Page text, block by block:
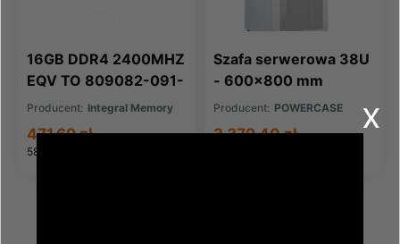
16GB DDR4 2400MHZ
EQV TO 809082-091-
IN FOR HP COMPAQ
Producent: Integral Memory
580,18 zł
471,69 zł
Szafa serwerowa 38U
- 600x800 mm
Producent: POWERCASE
3 379,40 zł x